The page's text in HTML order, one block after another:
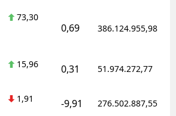
73,30
0,69 386.124.955,98
15,96 0,31 51.974.272,77
1,91 -9,91 276.502.887,55